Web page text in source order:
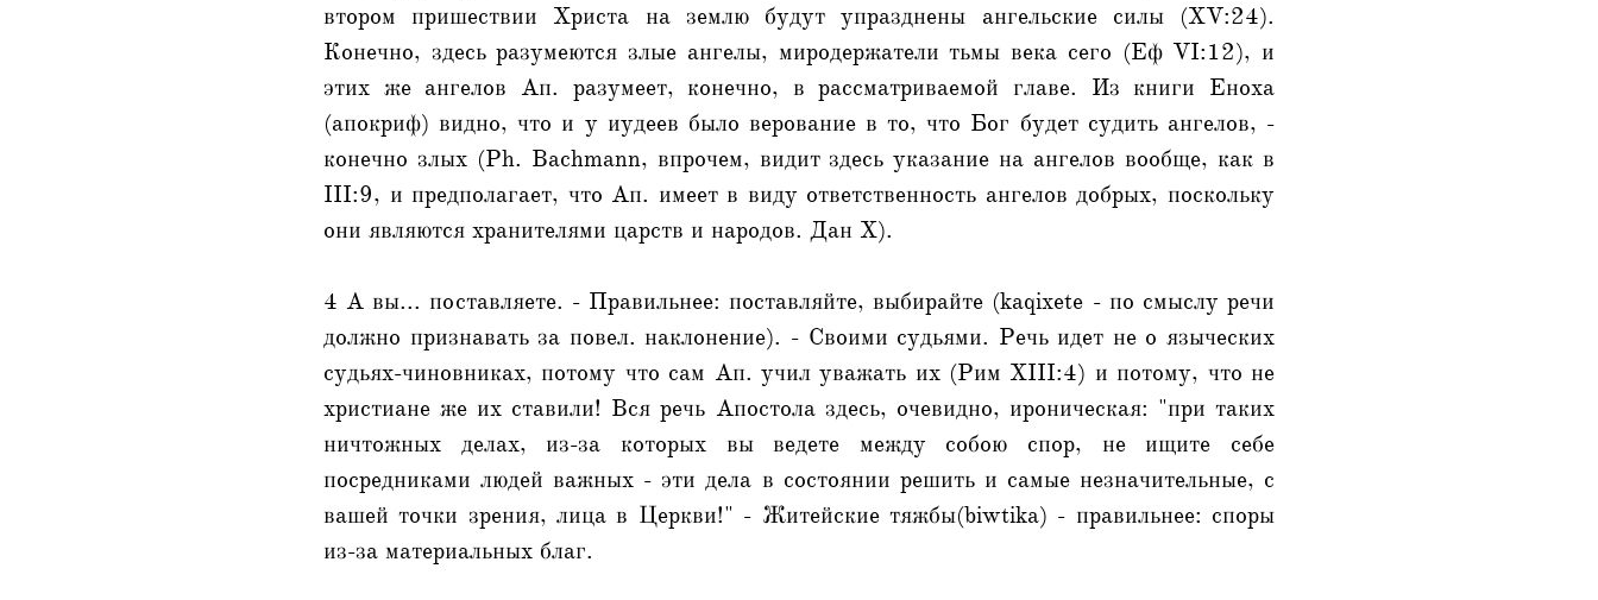
втором пришествии Христа на землю будут упразднены ангельские силы (XV:24).
Конечно, здесь разумеются злые ангелы, миродержатели тьмы века сего (Еф VI:12), и
этих же ангелов Ап. разумеет, конечно, в рассматриваемой главе. Из книги Еноха
(апокриф) видно, что и у иудеев было верование в то, что Бог будет судить ангелов, -
конечно злых (Ph. Bachmann, впрочем, видит здесь указание на ангелов вообще, как в
III:9, и предполагает, что Ап. имеет в виду ответственность ангелов добрых, поскольку
они являются хранителями царств и народов. Дан X).
4 А вы... поставляете. - Правильнее: поставляйте, выбирайте (kaqixete - по смыслу речи
должно признавать за повел. наклонение). - Своими судьями. Речь идет не о языческих
судьях-чиновниках, потому что сам Ап. учил уважать их (Рим XIII:4) и потому, что не
христиане же их ставили! Вся речь Апостола здесь, очевидно, ироническая: "при таких
ничтожных делах, из-за которых вы ведете между собою спор, не ищите себе
посредниками людей важных - эти дела в состоянии решить и самые незначительные, с
вашей точки зрения, лица в Церкви!" - Житейские тяжбы(biwtika) - правильнее: споры
из-за материальных благ.